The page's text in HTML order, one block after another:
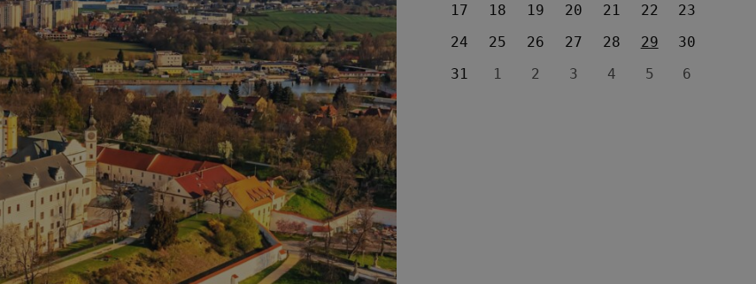
17
18 19 20 21 22
23
24
25 26 27 28 29
30
31
1 2 3 4 5 6